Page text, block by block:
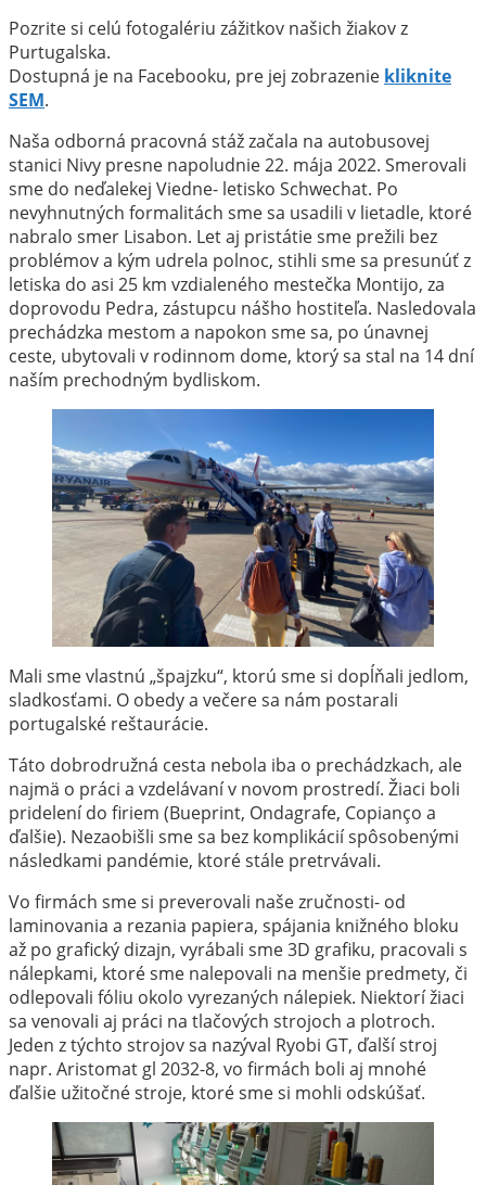
Pozrite si celú fotogalériu zážitkov našich žiakov z
Purtugalska.
Dostupná je na Facebooku, pre jej zobrazenie kliknite
SEM.
Naša odborná pracovná stáž začala na autobusovej
stanici Nivy presne napoludnie 22. mája 2022. Smerovali
sme do neďalekej Viedne- letisko Schwechat. Po
nevyhnutných formalitách sme sa usadili v lietadle, ktoré
nabralo smer Lisabon. Let aj pristátie sme prežili bez
problémov a kým udrela polnoc, stihli sme sa presunúť z
letiska do asi 25 km vzdialeného mestečka Montijo, za
doprovodu Pedra, zástupcu nášho hostiteľa. Nasledovala
prechádzka mestom a napokon sme sa, po únavnej
ceste, ubytovali v rodinnom dome, ktorý sa stal na 14 dní
naším prechodným bydliskom.
Mali sme vlastnú „špajzku“, ktorú sme si dopĺňali jedlom,
sladkosťami. O obedy a večere sa nám postarali
portugalské reštaurácie.
Táto dobrodružná cesta nebola iba o prechádzkach, ale
najmä o práci a vzdelávaní v novom prostredí. Žiaci boli
pridelení do firiem (Bueprint, Ondagrafe, Copianço a
ďalšie). Nezaobišli sme sa bez komplikácií spôsobenými
následkami pandémie, ktoré stále pretrvávali.
Vo firmách sme si preverovali naše zručnosti- od
laminovania a rezania papiera, spájania knižného bloku
až po grafický dizajn, vyrábali sme 3D grafiku, pracovali s
nálepkami, ktoré sme nalepovali na menšie predmety, či
odlepovali fóliu okolo vyrezaných nálepiek. Niektorí žiaci
sa venovali aj práci na tlačových strojoch a plotroch.
Jeden z týchto strojov sa nazýval Ryobi GT, ďalší stroj
napr. Aristomat gl 2032-8, vo firmách boli aj mnohé
ďalšie užitočné stroje, ktoré sme si mohli odskúšať.